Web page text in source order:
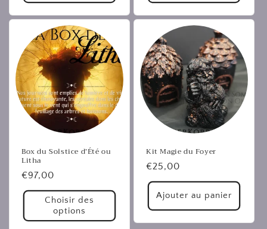
Box du Solstice d’Été ou
Litha
Prix
habituel
€97,00
Choisir des
options
Kit Magie du Foyer
Prix
habituel
€25,00
Ajouter au panier